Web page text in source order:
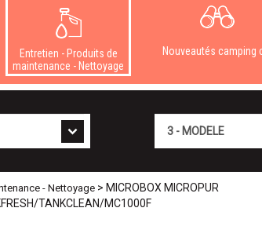
Entretien - Produits de
maintenance - Nettoyage
Nouveautés camping
- Nettoyage > MICROBOX MICROPUR
TANKCLEAN/MC1000F